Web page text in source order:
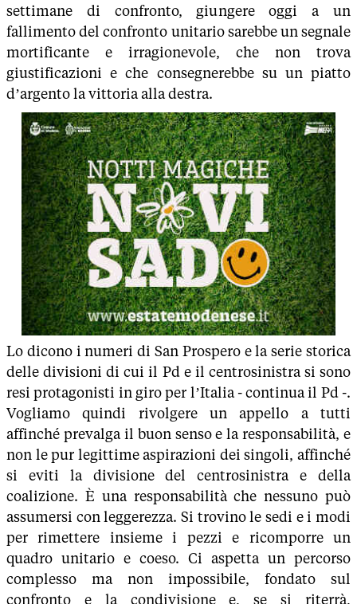
settimane di confronto, giungere oggi a un
fallimento del confronto unitario sarebbe un segnale
mortificante e irragionevole, che non trova
giustificazioni e che consegnerebbe su un piatto
d’argento la vittoria alla destra.
Lo dicono i numeri di San Prospero e la serie storica
delle divisioni di cui il Pd e il centrosinistra si sono
resi protagonisti in giro per l’Italia - continua il Pd -.
Vogliamo quindi rivolgere un appello a tutti
affinché prevalga il buon senso e la responsabilità, e
non le pur legittime aspirazioni dei singoli, affinché
si eviti la divisione del centrosinistra e della
coalizione. È una responsabilità che nessuno può
assumersi con leggerezza. Si trovino le sedi e i modi
per rimettere insieme i pezzi e ricomporre un
quadro unitario e coeso. Ci aspetta un percorso
complesso ma non impossibile, fondato sul
confronto e la condivisione e, se si riterrà,